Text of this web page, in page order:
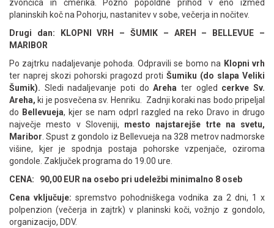
zvončica in čmerika. Pozno popoldne prihod v eno izmed
planinskih koč na Pohorju, nastanitev v sobe, večerja in nočitev.
Drugi dan: KLOPNI VRH – ŠUMIK – AREH – BELLEVUE –
MARIBOR
Po zajtrku nadaljevanje pohoda. Odpravili se bomo na Klopni vrh
ter naprej skozi pohorski pragozd proti Šumiku (do slapa Veliki
Šumik). Sledi nadaljevanje poti doAreha ter ogled cerkve Sv.
Areha, ki je posvečena sv. Henriku. Zadnji koraki nas bodo pripeljal
do Bellevueja, kjer se nam odprl razgled na reko Dravo in drugo
največje mesto v Sloveniji, mesto najstarejše trte na svetu,
Maribor. Spust z gondolo iz Bellevueja na 328 metrov nadmorske
višine, kjer je spodnja postaja pohorske vzpenjače, oziroma
gondole. Zaključek programa do 19.00 ure.
CENA: 90,00 EUR na osebo pri udeležbi minimalno 8 oseb
Cena vključuje: spremstvo pohodniškega vodnika za 2 dni, 1 x
polpenzion (večerja in zajtrk) v planinski koči, vožnjo z gondolo,
organizacijo, DDV.